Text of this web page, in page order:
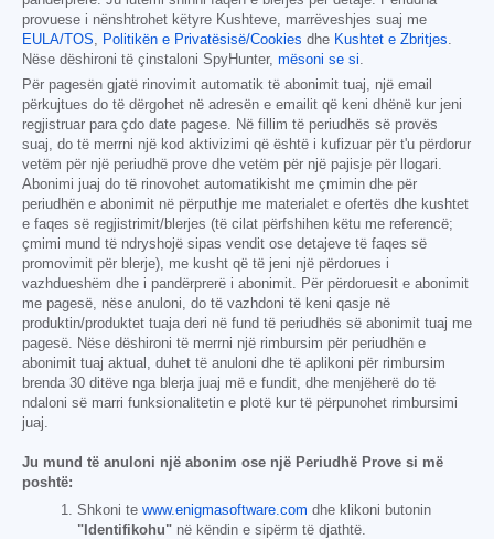
provuese i nënshtrohet këtyre Kushteve, marrëveshjes suaj me
EULA/TOS, Politikën e Privatësisë/Cookies dhe Kushtet e Zbritjes.
Nëse dëshironi të çinstaloni SpyHunter, mësoni se si.
Për pagesën gjatë rinovimit automatik të abonimit tuaj, një email
përkujtues do të dërgohet në adresën e emailit që keni dhënë kur jeni
regjistruar para çdo date pagese. Në fillim të periudhës së provës
suaj, do të merrni një kod aktivizimi që është i kufizuar për t'u përdorur
vetëm për një periudhë prove dhe vetëm për një pajisje për llogari.
Abonimi juaj do të rinovohet automatikisht me çmimin dhe për
periudhën e abonimit në përputhje me materialet e ofertës dhe kushtet
e faqes së regjistrimit/blerjes (të cilat përfshihen këtu me referencë;
çmimi mund të ndryshojë sipas vendit ose detajeve të faqes së
promovimit për blerje), me kusht që të jeni një përdorues i
vazhdueshëm dhe i pandërprerë i abonimit. Për përdoruesit e abonimit
me pagesë, nëse anuloni, do të vazhdoni të keni qasje në
produktin/produktet tuaja deri në fund të periudhës së abonimit tuaj me
pagesë. Nëse dëshironi të merrni një rimbursim për periudhën e
abonimit tuaj aktual, duhet të anuloni dhe të aplikoni për rimbursim
brenda 30 ditëve nga blerja juaj më e fundit, dhe menjëherë do të
ndaloni së marri funksionalitetin e plotë kur të përpunohet rimbursimi
juaj.
Ju mund të anuloni një abonim ose një Periudhë Prove si më
poshtë:
Shkoni te www.enigmasoftware.com dhe klikoni butonin
"Identifikohu" në këndin e sipërm të djathtë.